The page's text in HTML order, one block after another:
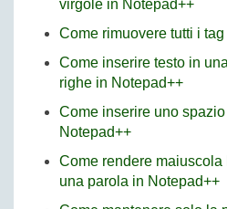
virgole in Notepad++
Come rimuovere tutti i
Come inserire testo in
righe in Notepad++
Come inserire uno
Notepad++
Come rendere
una parola in Notepad++